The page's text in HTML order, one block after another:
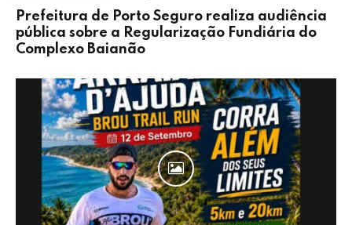
Prefeitura de Porto Seguro realiza audiência
pública sobre a Regularização Fundiária do
Complexo Baianão